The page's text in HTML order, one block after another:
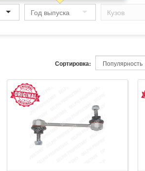
Сортировка: